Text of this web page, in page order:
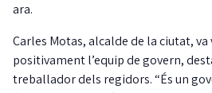
ara.
Carles Motas, alcalde de la ciutat,
positivament l’equip de govern,
treballador dels regidors. “És un